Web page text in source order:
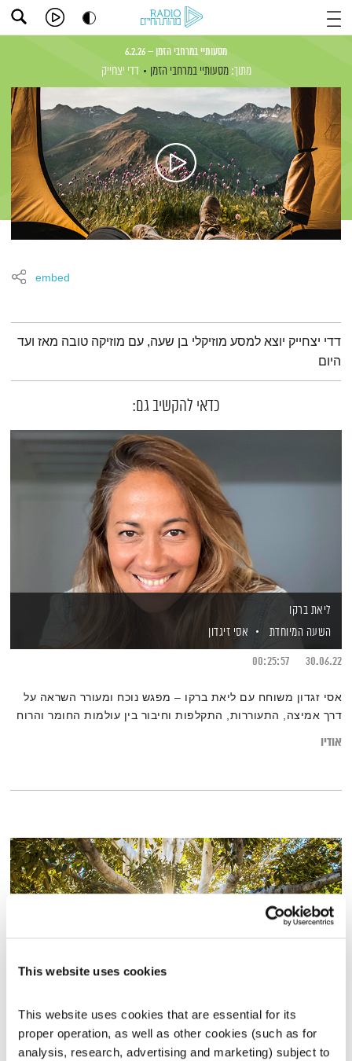
This website uses cookies
This website uses cookies that are essential for its
proper operation, as well as other cookies (such as for
analysis, research, advertising and marketing) subject to
מסעותיי במרחבי הזמן – 6.2.26
מתוך: מסעותיי במרחבי הזמן דדי יצחייק
embed
תמצית הפודקאסט
דדי יצחייק יוצא למסע מוזיקלי בן שעה, עם מוזיקה טובה מאז ועד
היום
כדאי להקשיב גם:
ליאת ברקו
השעה המיוחדת
אסי זיגדון
30.06.22
00:25:57
אסי זגדון משוחח עם ליאת ברקו – מפגש נוכח ומעורר השראה על
דרך אמיצה, התעוררות, התקלפות וחיבור בין עולמות החומר והרוח
אודיו
דרכים (לא) לדעת
רבות הדרכים
שדרנים מתחלפים